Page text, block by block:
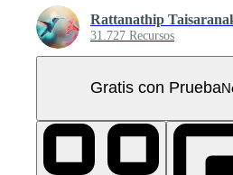
Rattanathip
31.727 Recursos
Gratis con Prueba